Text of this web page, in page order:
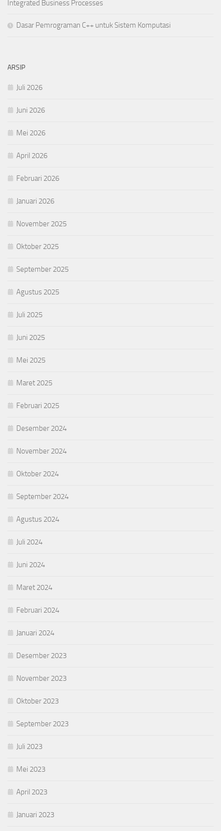
Integrated Business Processes
Dasar Pemrograman C++ untuk Sistem Komputasi
ARSIP
Juli 2026
Juni 2026
Mei 2026
April 2026
Februari 2026
Januari 2026
November 2025
Oktober 2025
September 2025
Agustus 2025
Juli 2025
Juni 2025
Mei 2025
Maret 2025
Februari 2025
Desember 2024
November 2024
Oktober 2024
September 2024
Agustus 2024
Juli 2024
Juni 2024
Maret 2024
Februari 2024
Januari 2024
Desember 2023
November 2023
Oktober 2023
September 2023
Juli 2023
Mei 2023
April 2023
Januari 2023